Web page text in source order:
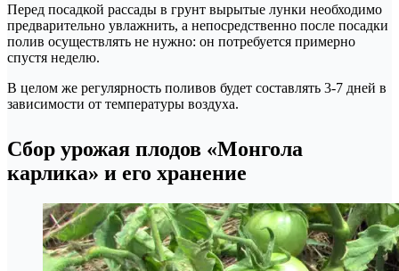
Перед посадкой рассады в грунт вырытые лунки необходимо
предварительно увлажнить, а непосредственно после посадки
полив осуществлять не нужно: он потребуется примерно
спустя неделю.
В целом же регулярность поливов будет составлять 3-7 дней в
зависимости от температуры воздуха.
Сбор урожая плодов «Монгола
карлика» и его хранение